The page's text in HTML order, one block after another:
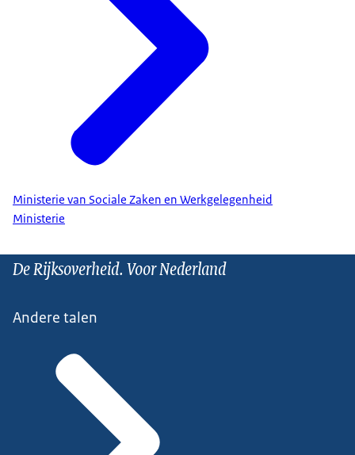
Ministerie van Sociale Zaken en Werkgelegenheid
Ministerie
De Rijksoverheid. Voor Nederland
Andere talen